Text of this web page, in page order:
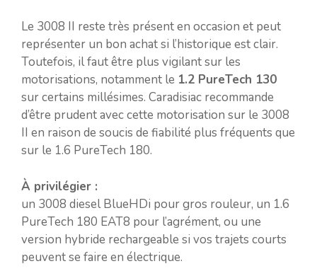
Le 3008 II reste très présent en occasion et peut
représenter un bon achat si l’historique est clair.
Toutefois, il faut être plus vigilant sur les
motorisations, notamment le 1.2 PureTech 130
sur certains millésimes. Caradisiac recommande
d’être prudent avec cette motorisation sur le 3008
II en raison de soucis de fiabilité plus fréquents que
sur le 1.6 PureTech 180.
À privilégier :
un 3008 diesel BlueHDi pour gros rouleur, un 1.6
PureTech 180 EAT8 pour l’agrément, ou une
version hybride rechargeable si vos trajets courts
peuvent se faire en électrique.